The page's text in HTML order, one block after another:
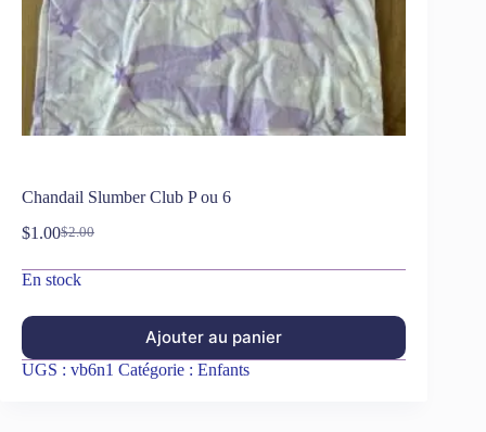
Chandail Slumber Club P ou 6
$2.00
$1.00
En stock
Ajouter au panier
UGS : vb6n1 Catégorie : Enfants